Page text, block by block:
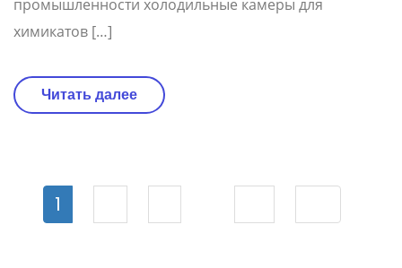
промышленности холодильные камеры для
химикатов […]
Читать далее
1